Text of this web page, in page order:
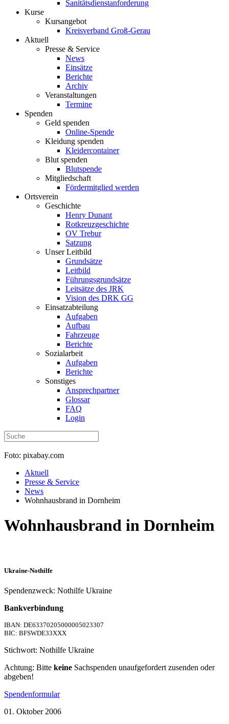
Sanitätsdienstanforderung
Kurse
Kursangebot
Kreisverband Groß-Gerau
Aktuell
Presse & Service
News
Einsätze
Berichte
Archiv
Veranstaltungen
Termine
Spenden
Geld spenden
Online-Spende
Kleidung spenden
Kleidercontainer
Blut spenden
Blutspende
Mitgliedschaft
Fördermitglied werden
Ortsverein
Geschichte
Henry Dunant
Rotkreuzgeschichte
OV Trebur
Satzung
Unser Leitbild
Grundsätze
Leitbild
Führungsgrundsätze
Leitsätze des JRK
Vision des DRK GG
Einsatzabteilung
Aufgaben
Aufbau
Fahrzeuge
Berichte
Sozialarbeit
Aufgaben
Berichte
Sonstiges
Ansprechpartner
Glossar
FAQ
Login
Foto: pixabay.com
Aktuell
Presse & Service
News
Wohnhausbrand in Dornheim
Wohnhausbrand in Dornheim
Ukraine-Nothilfe
Spendenzweck: Nothilfe Ukraine
Bankverbindung
IBAN: DE63370205000005023307
BIC: BFSWDE33XXX
Stichwort: Nothilfe Ukraine
Achtung: Bitte keine Sachspenden unaufgefordert zusenden oder
abgeben!
Spendenformular
01. Oktober 2006